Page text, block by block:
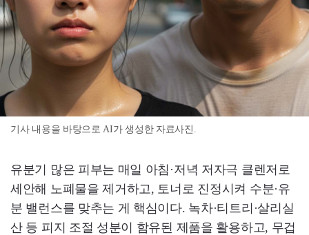
기사 내용을 바탕으로 AI가 생성한 자료사진.
유분기 많은 피부는 매일 아침·저녁 저자극 클렌저로
세안해 노폐물을 제거하고, 토너로 진정시켜 수분·유
분 밸런스를 맞추는 게 핵심이다. 녹차·티트리·살리실
산 등 피지 조절 성분이 함유된 제품을 활용하고, 무겁